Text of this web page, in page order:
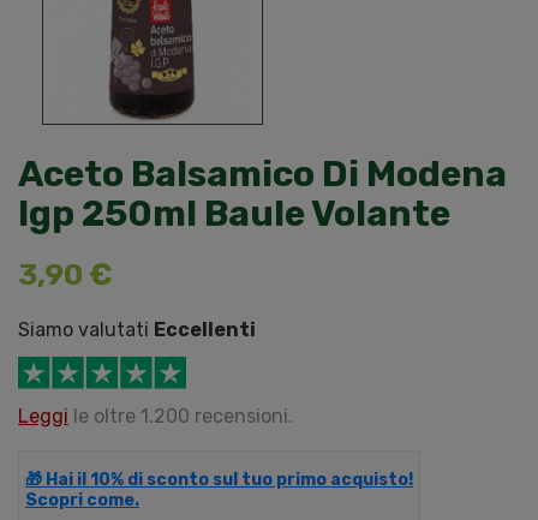
Aceto Balsamico Di Modena
Igp 250ml Baule Volante
3,90 €
Siamo valutati Eccellenti
Leggi le oltre 1.200 recensioni.
🎁 Hai il 10% di sconto sul tuo primo acquisto!
Scopri come.